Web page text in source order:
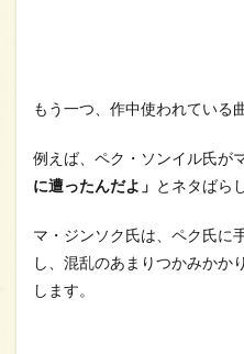
もう一つ、作中使われている
例えば、ペク・ソンイル氏が
に遭ったんだよ」 とネタばら
マ・ジンソク氏は、ペク氏に
し、混乱のあまりつかみかか
します。